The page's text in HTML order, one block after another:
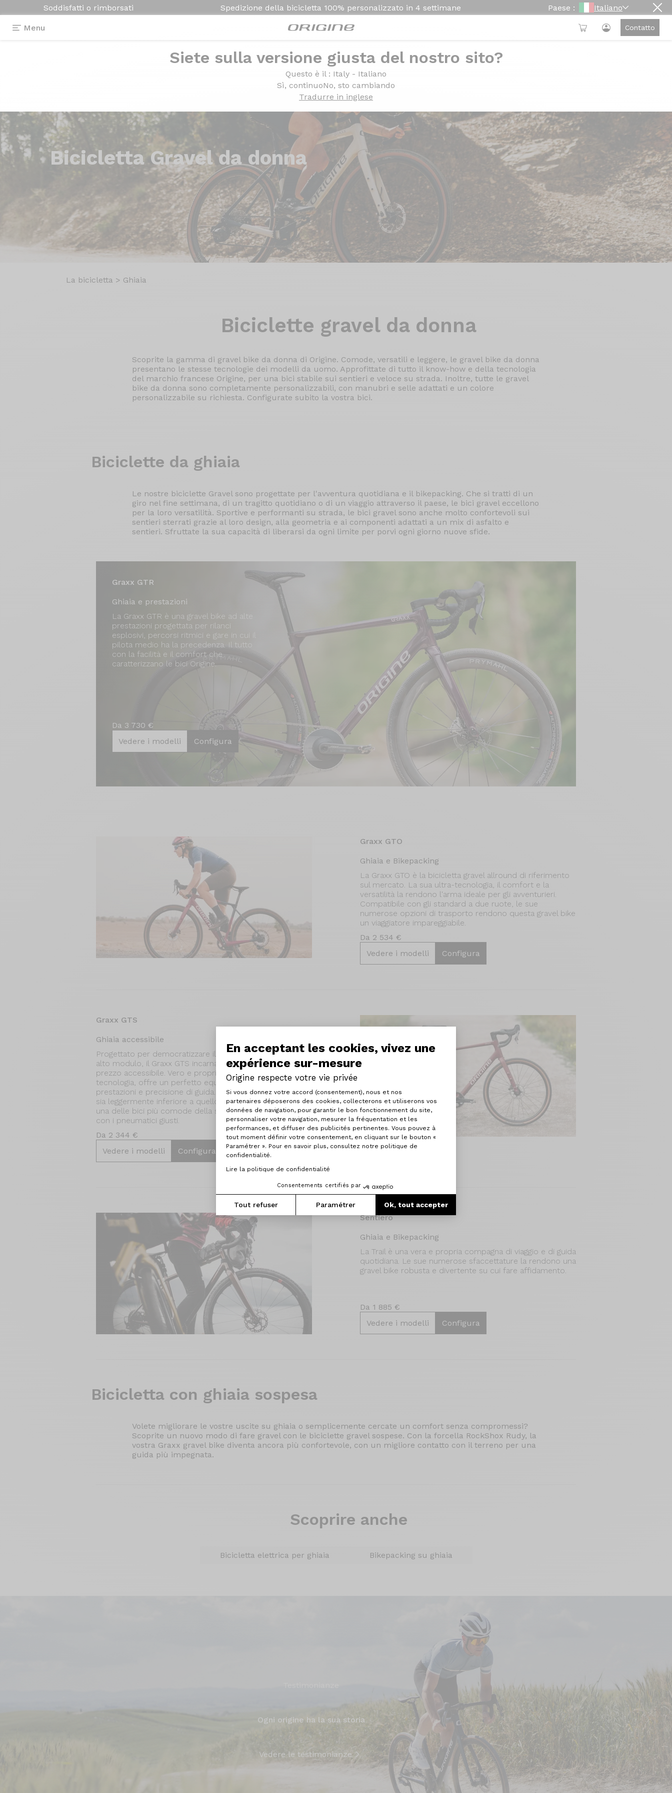
En acceptant les cookies, vivez une
expérience sur-mesure
Origine respecte votre vie privée
Plateforme de Gestion du Consentement : Personnalisez vos Options
Si vous donnez votre accord (consentement), nous et nos
partenaires déposerons des cookies, collecterons et utiliserons vos
données de navigation, pour garantir le bon fonctionnement du site,
personnaliser votre navigation, mesurer la fréquentation et les
performances, et diffuser des publicités pertinentes. Vous pouvez à
tout moment définir votre consentement, en cliquant sur le bouton «
Paramétrer ». Pour en savoir plus, consultez notre politique de
confidentialité.
Lire la politique de confidentialité
Consentements certifiés par
Tout refuser Paramétrer Ok, tout accepter
Axeptio consent
Soddisfatti o rimborsati Spedizione della bicicletta 100% personalizzato in 4 settimane Paese : Italiano
Menu Contatto
Siete sulla versione giusta del nostro sito?
Questo è il : Italy - Italiano
Sì, continuoNo, sto cambiando
Tradurre in inglese
Bicicletta Gravelda donna
La bicicletta > Ghiaia
Biciclette gravelda donna
Scoprite la gamma di gravel bike da donna di Origine. Comode, versatili e leggere, le gravel bike da donna
presentano le stesse tecnologie dei modelli da uomo. Approfittate di tutto il know-how e della tecnologia
del marchio francese Origine, per una bici stabile sui sentieri e veloce su strada. Inoltre, tutte le gravel
bike da donna sono completamente personalizzabili, con manubri e selle adattati e un colore
personalizzabile su richiesta. Configurate subito la vostra bici.
Biciclette da ghiaia
Le nostre biciclette Gravel sono progettate per l'avventura quotidiana e il bikepacking. Che si tratti di un
giro nel fine settimana, di un tragitto quotidiano o di un viaggio attraverso il paese, le bici gravel eccellono
per la loro versatilità. Sportive e performanti su strada, le bici gravel sono anche molto confortevoli sui
sentieri sterrati grazie al loro design, alla geometria e ai componenti adattati a un mix di asfalto e
sentieri. Sfruttate la sua capacità di liberarsi da ogni limite per porvi ogni giorno nuove sfide.
Graxx GTR
Ghiaia e prestazioni
La Graxx GTR è una gravel bike ad alte
prestazioni progettata per rilanci
esplosivi, percorsi ritmici e gare in cui il
pilota medio ha la precedenza. Il tutto
con la facilità e il comfort che
caratterizzano le bici Origine.
Da 3 730 €
Vedere i modelli
Configura
Graxx GTO
Ghiaia e Bikepacking
La Graxx GTO è la bicicletta gravel allround di riferimento
sul mercato. La sua ultra-tecnologia, il comfort e la
versatilità la rendono l'arma ideale per gli avventurieri.
Compatibile con gli standard a due ruote, le sue
numerose opzioni di trasporto rendono questa gravel bike
un viaggiatore impareggiabile.
Da 2 534 €
Vedere i modelli
Configura
Graxx GTS
Ghiaia accessibile
Progettato per democratizzare il mondo del carbonio ad
alto modulo, il Graxx GTS incarna le alte prestazioni a un
prezzo accessibile. Vero e proprio concentrato di
tecnologia, offre un perfetto equilibrio tra affidabilità,
prestazioni e precisione di guida. Sebbene il suo comfort
sia leggermente inferiore a quello della serie GTO, rimane
una delle bici più comode della sua categoria, soprattutto
con i pneumatici giusti.
Da 2 344 €
Vedere i modelli
Configura
Sentiero
Ghiaia e Bikepacking
La Trail è una vera e propria compagna di viaggio e di guida
quotidiana. Le sue numerose sfaccettature la rendono una
gravel bike robusta e divertente su cui fare affidamento.
Da 1 885 €
Vedere i modelli
Configura
Bicicletta con ghiaia sospesa
Volete migliorare le vostre uscite su ghiaia o semplicemente cercate un comfort senza compromessi?
Scoprite un nuovo modo di fare gravel con le biciclette gravel sospese. Con la forcella RockShox Rudy, la
vostra Graxx gravel bike diventa ancora più confortevole, con un migliore contatto con il terreno per una
guida più impegnata.
Scoprire anche
Bicicletta elettrica per ghiaia Bikepacking su ghiaia
Ogni origine ha la sua storia
Vedere le testimonianze